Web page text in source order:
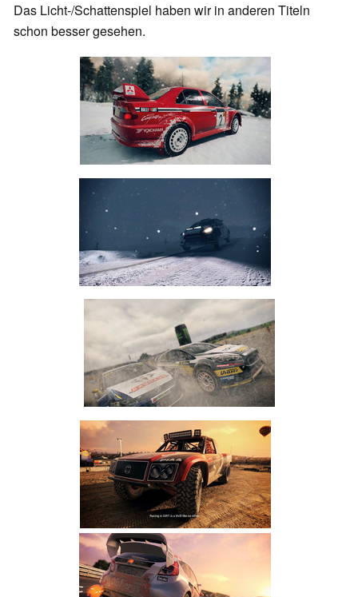
Das Licht-/Schattenspiel haben wir in anderen Titeln
schon besser gesehen.